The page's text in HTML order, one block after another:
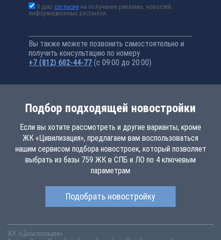
Я даюсогласие на получение рекламы, новостей,
информационных рассылок
Вы также можете позвонить самостоятельно и
получить консультацию по номеру
+7 (812) 602-44-77 (с 09:00 до 20:00)
Подбор подходящей новостройки
Если вы хотите рассмотреть и другие варианты, кроме
ЖК «Цивилизация», предлагаем вам воспользоваться
нашим сервисом подбора новостроек, который позволяет
выбрать из базы 759 ЖК в СПБ и ЛО по 4 ключевым
параметрам
Подобрать новостройку
ЖК «Цивилизация»